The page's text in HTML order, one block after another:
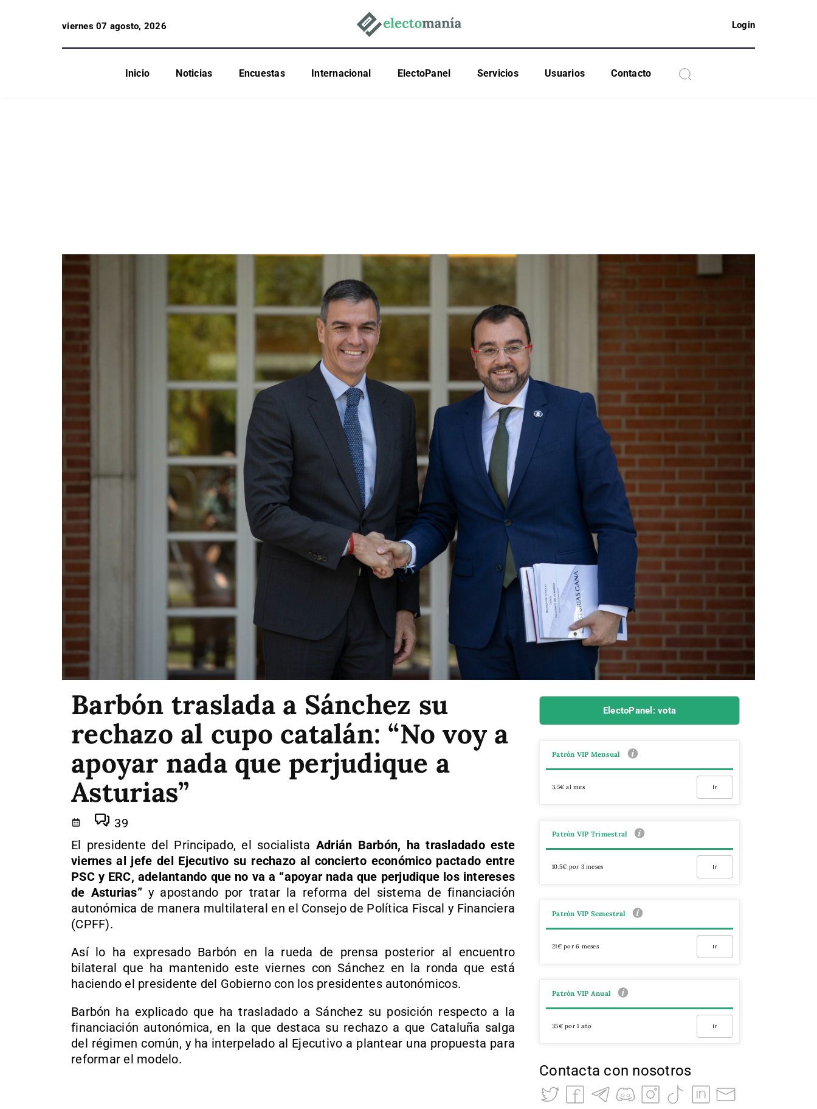
viernes 07 agosto, 2026 Login
Inicio Noticias Encuestas Internacional ElectoPanel Servicios Usuarios Contacto
Barbón traslada a Sánchez su
rechazo al cupo catalán: “No voy a
apoyar nada que perjudique a
Asturias”
39
El presidente del Principado, el socialista Adrián Barbón, ha trasladado este
viernes al jefe del Ejecutivo su rechazo al concierto económico pactado entre
PSC y ERC, adelantando que no va a “apoyar nada que perjudique los intereses
de Asturias”y apostando por tratar la reforma del sistema de financiación
autonómica de manera multilateral en el Consejo de Política Fiscal y Financiera
(CPFF).
Así lo ha expresado Barbón en la rueda de prensa posterior al encuentro
bilateral que ha mantenido este viernes con Sánchez en la ronda que está
haciendo el presidente del Gobierno con los presidentes autonómicos.
Barbón ha explicado que ha trasladado a Sánchez su posición respecto a la
financiación autonómica, en la que destaca su rechazo a que Cataluña salga
del régimen común, y ha interpelado al Ejecutivo a plantear una propuesta para
reformar el modelo.
ElectoPanel: vota
Patrón VIP Mensual
3,5€ al mes Ir
Patrón VIP Trimestral
10,5€ por 3 meses Ir
Patrón VIP Semestral
21€ por 6 meses Ir
Patrón VIP Anual
35€ por 1 año Ir
Contacta con nosotros